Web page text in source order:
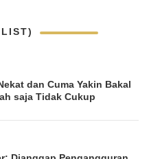
dan Cuma Yakin Bakal
saja Tidak Cukup